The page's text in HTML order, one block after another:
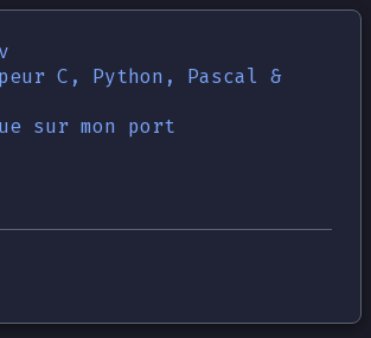
sur mon portf